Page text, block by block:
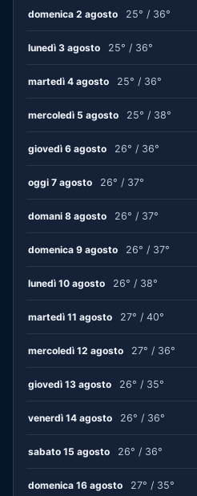
domenica 2 agosto 25° / 36°
lunedì 3 agosto 25° / 36°
martedì 4 agosto 25° / 36°
mercoledì 5 agosto 25° / 38°
giovedì 6 agosto 26° / 36°
oggi 7 agosto 26° / 37°
domani 8 agosto 26° / 37°
domenica 9 agosto 26° / 37°
lunedì 10 agosto 26° / 38°
martedì 11 agosto 27° / 40°
mercoledì 12 agosto 27° / 36°
giovedì 13 agosto 26° / 35°
venerdì 14 agosto 26° / 36°
sabato 15 agosto 26° / 36°
domenica 16 agosto 27° / 35°